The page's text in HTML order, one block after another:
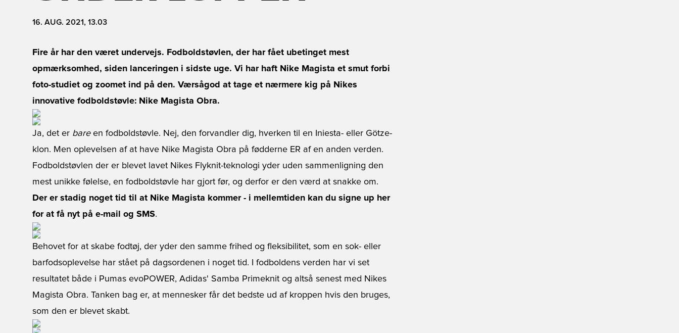
16. AUG. 2021, 13.03
Fire år har den været undervejs. Fodboldstøvlen, der har fået ubetinget mest
opmærksomhed, siden lanceringen i sidste uge. Vi har haft Nike Magista et smut forbi
foto-studiet og zoomet ind på den. Værsågod at tage et nærmere kig på Nikes
innovative fodboldstøvle: Nike Magista Obra.
Ja, det er bareen fodboldstøvle. Nej, den forvandler dig, hverken til en Iniesta- eller Götze-
klon. Men oplevelsen af at have Nike Magista Obra på fødderne ER af en anden verden.
Fodboldstøvlen der er blevet lavet Nikes Flyknit-teknologi yder uden sammenligning den
mest unikke følelse, en fodboldstøvle har gjort før, og derfor er den værd at snakke om.
Der er stadig noget tid til at Nike Magista kommer - i mellemtiden kan du signe up her
for at få nyt på e-mail og SMS.
Behovet for at skabe fodtøj, der yder den samme frihed og fleksibilitet, som en sok- eller
barfodsoplevelse har stået på dagsordenen i noget tid. I fodboldens verden har vi set
resultatet både i Pumas evoPOWER, Adidas' Samba Primeknit og altså senest med Nikes
Magista Obra. Tanken bag er, at mennesker får det bedste ud af kroppen hvis den bruges,
som den er blevet skabt.